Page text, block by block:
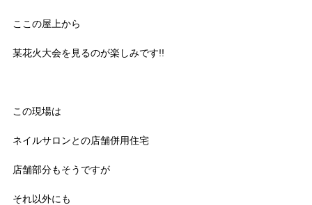
ここの屋上から
某花火大会を見るのが楽しみです!!
この現場は
ネイルサロンとの店舗併用住宅
店舗部分もそうですが
それ以外にも